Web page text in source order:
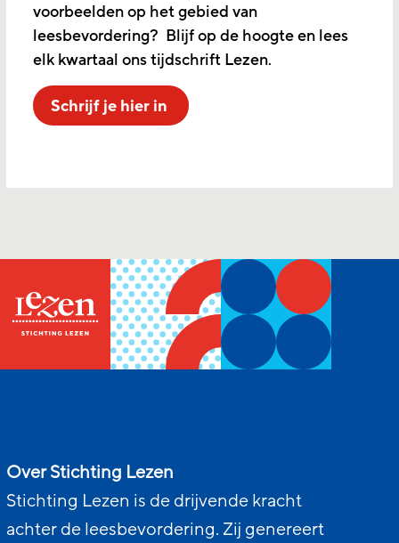
voorbeelden op het gebied van
leesbevordering? Blijf op de hoogte en lees
elk kwartaal ons tijdschrift Lezen.
Schrijf je hier in
Over Stichting Lezen
Stichting Lezen is de drijvende kracht
achter de leesbevordering. Zij genereert